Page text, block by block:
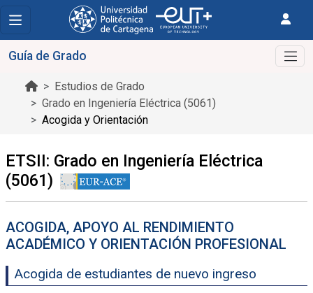
Estudios de Grado
Grado en Ingeniería Eléctrica (5061)
Acogida y Orientación
Guía de Grado
ETSII: Grado en Ingeniería Eléctrica
(5061)
ACOGIDA, APOYO AL RENDIMIENTO
ACADÉMICO Y ORIENTACIÓN PROFESIONAL
Acogida de estudiantes de nuevo ingreso